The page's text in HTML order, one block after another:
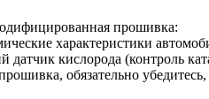
прошивка:
характеристики
кислорода (контроль
обязательно